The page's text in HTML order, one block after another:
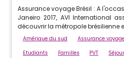
Assurance voyage Brésil : A
Janeiro 2017, AVI International
découvrir la métropole brésilienne
Amérique du sud Assurance
Etudiants
Familles PVT